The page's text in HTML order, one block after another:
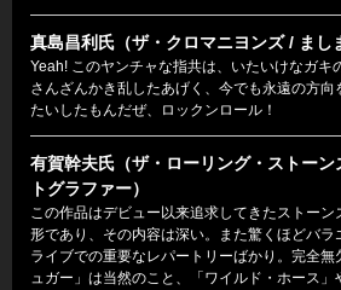
真島昌利氏（ザ・クロマニヨンズ / まし
Yeah! このヤンチャな指共は、いたいけなガキ
さんざんかき乱したあげく、今でも永遠の方向
たいしたもんだぜ、ロックンロール！
有賀幹夫氏（ザ・ローリング・ストー
トグラファー）
この作品はデビュー以来追求してきたストー
形であり、その内容は深い。また驚くほどバラ
ライブでの重要なレパートリーばかり。完全
ュガー」は当然のこと、「ワイルド・ホース」